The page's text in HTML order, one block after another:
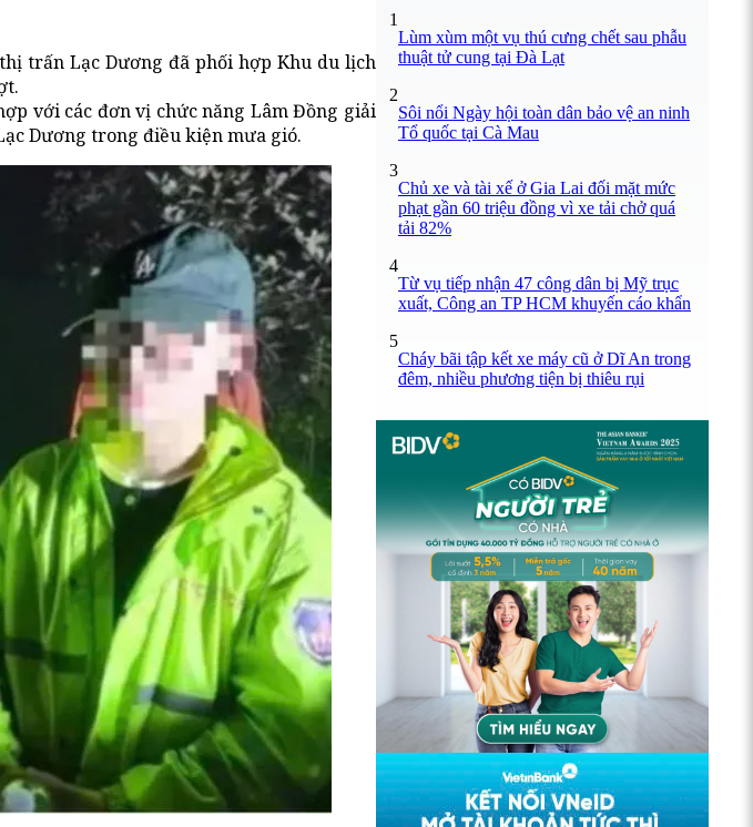
trấn Lạc Dương đã phối hợp Khu du lịch
với các đơn vị chức năng Lâm Đồng giải
Dương trong điều kiện mưa gió.
1
Lùm xùm một vụ thú cưng chết sau phẫu
thuật tử cung tại Đà Lạt
2
Sôi nổi Ngày hội toàn dân bảo vệ an ninh
Tổ quốc tại Cà Mau
3
Chủ xe và tài xế ở Gia Lai đối mặt mức
phạt gần 60 triệu đồng vì xe tải chở quá
tải 82%
4
Từ vụ tiếp nhận 47 công dân bị Mỹ trục
xuất, Công an TP HCM khuyến cáo khẩn
5
Cháy bãi tập kết xe máy cũ ở Dĩ An trong
đêm, nhiều phương tiện bị thiêu rụi